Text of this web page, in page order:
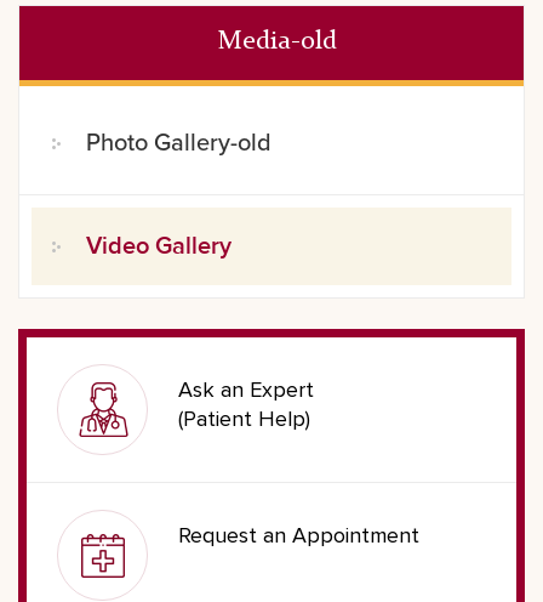
Media-old
Photo Gallery-old
Video Gallery
Ask an Expert
(Patient Help)
Request an Appointment